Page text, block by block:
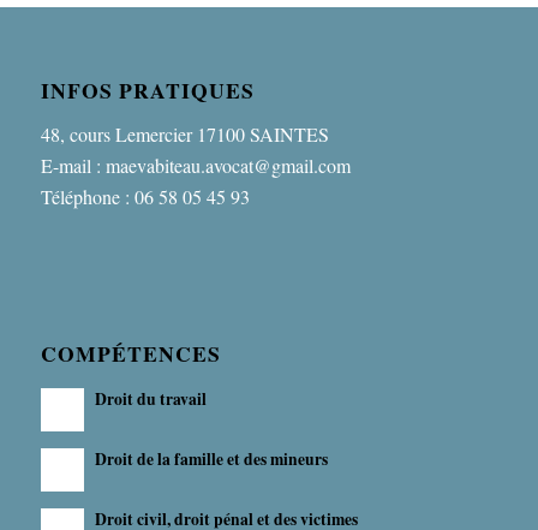
INFOS PRATIQUES
48, cours Lemercier 17100 SAINTES
E-mail : maevabiteau.avocat@gmail.com
Téléphone : 06 58 05 45 93
COMPÉTENCES
Droit du travail
Droit de la famille et des mineurs
Droit civil, droit pénal et des victimes